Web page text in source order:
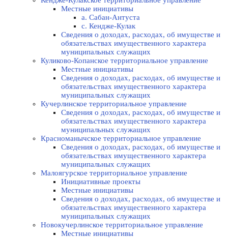
Местные инициативы
а. Сабан-Антуста
с. Кендже-Кулак
Сведения о доходах, расходах, об имуществе и
обязательствах имущественного характера
муниципальных служащих
Куликово-Копанское территориальное управление
Местные инициативы
Сведения о доходах, расходах, об имуществе и
обязательствах имущественного характера
муниципальных служащих
Кучерлинское территориальное управление
Сведения о доходах, расходах, об имуществе и
обязательствах имущественного характера
муниципальных служащих
Красноманычское территориальное управление
Сведения о доходах, расходах, об имуществе и
обязательствах имущественного характера
муниципальных служащих
Малоягурское территориальное управление
Инициативные проекты
Местные инициативы
Сведения о доходах, расходах, об имуществе и
обязательствах имущественного характера
муниципальных служащих
Новокучерлинское территориальное управление
Местные инициативы